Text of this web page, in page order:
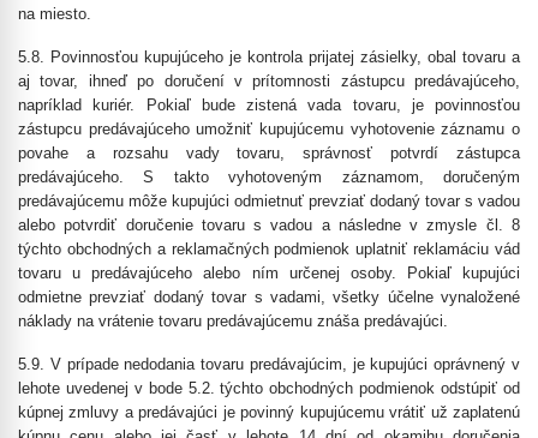
na miesto.
5.8. Povinnosťou kupujúceho je kontrola prijatej zásielky, obal tovaru a
aj tovar, ihneď po doručení v prítomnosti zástupcu predávajúceho,
napríklad kuriér. Pokiaľ bude zistená vada tovaru, je povinnosťou
zástupcu predávajúceho umožniť kupujúcemu vyhotovenie záznamu o
povahe a rozsahu vady tovaru, správnosť potvrdí zástupca
predávajúceho. S takto vyhotoveným záznamom, doručeným
predávajúcemu môže kupujúci odmietnuť prevziať dodaný tovar s vadou
alebo potvrdiť doručenie tovaru s vadou a následne v zmysle čl. 8
týchto obchodných a reklamačných podmienok uplatniť reklamáciu vád
tovaru u predávajúceho alebo ním určenej osoby. Pokiaľ kupujúci
odmietne prevziať dodaný tovar s vadami, všetky účelne vynaložené
náklady na vrátenie tovaru predávajúcemu znáša predávajúci.
5.9. V prípade nedodania tovaru predávajúcim, je kupujúci oprávnený v
lehote uvedenej v bode 5.2. týchto obchodných podmienok odstúpiť od
kúpnej zmluvy a predávajúci je povinný kupujúcemu vrátiť už zaplatenú